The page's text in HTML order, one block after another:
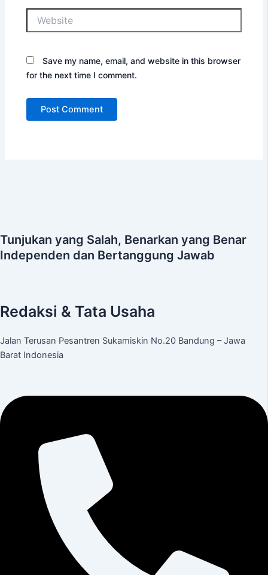
Save my name, email, and website in this browser
for the next time I comment.
Tunjukan yang Salah, Benarkan yang Benar
Independen dan Bertanggung Jawab
Redaksi & Tata Usaha
Jalan Terusan Pesantren Sukamiskin No.20 Bandung – Jawa
Barat Indonesia